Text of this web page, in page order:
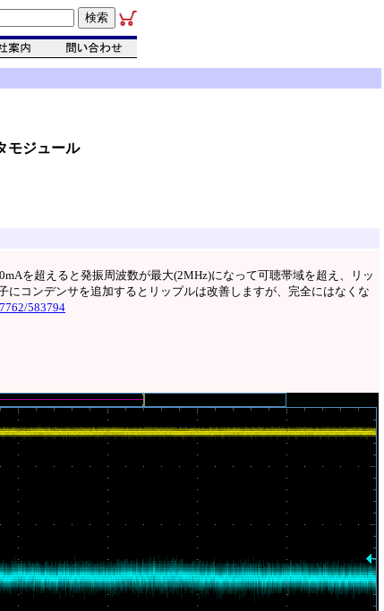
モジュール
を超えると発振周波数が最大(2MHz)になって可聴帯域を超え、リッ
コンデンサを追加するとリップルは改善しますが、完全にはなくな
583794